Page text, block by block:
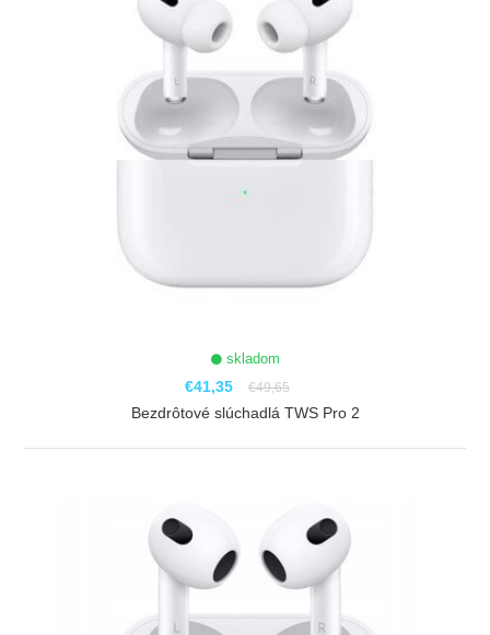
skladom
€41,35 €49,65
Bezdrôtové slúchadlá TWS Pro 2